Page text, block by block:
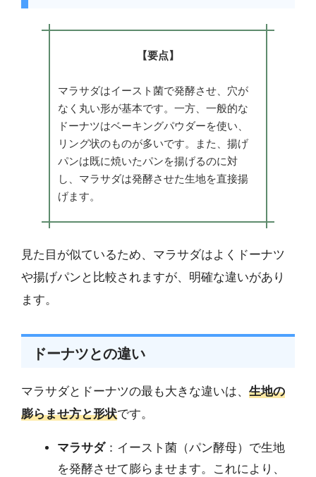
【要点】
マラサダはイースト菌で発酵させ、穴が
なく丸い形が基本です。一方、一般的な
ドーナツはベーキングパウダーを使い、
リング状のものが多いです。また、揚げ
パンは既に焼いたパンを揚げるのに対
し、マラサダは発酵させた生地を直接揚
げます。
見た目が似ているため、マラサダはよくドーナツ
や揚げパンと比較されますが、明確な違いがあり
ます。
ドーナツとの違い
マラサダとドーナツの最も大きな違いは、 生地の
膨らませ方と形状です。
マラサダ：イースト菌（パン酵母）で生地
を発酵させて膨らませます。これにより、